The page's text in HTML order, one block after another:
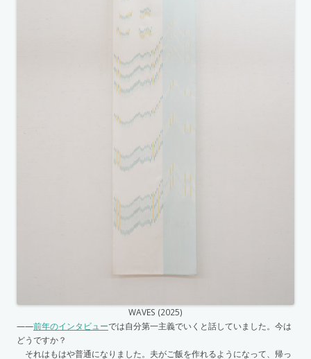
WAVES (2025)
——前年のインタビューでは自分第一主義でいくと話していました。今は
どうですか？
それはもはや普通になりました。夫がご飯を作れるようになって、帰っ